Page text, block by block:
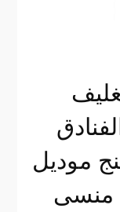
موديل
منسى